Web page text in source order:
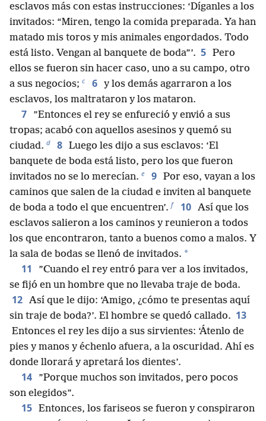
esclavos más con estas instrucciones: ‘Díganles a los
invitados: “Miren, tengo la comida preparada. Ya han
matado mis toros y mis animales engordados. Todo
está listo. Vengan al banquete de boda”’. 5 Pero
ellos se fueron sin hacer caso, uno a su campo, otro
a sus negocios; c 6 y los demás agarraron a los
esclavos, los maltrataron y los mataron.
7
”Entonces el rey se enfureció y envió a sus
tropas; acabó con aquellos asesinos y quemó su
ciudad. d 8 Luego les dijo a sus esclavos: ‘El
banquete de boda está listo, pero los que fueron
invitados no se lo merecían. e 9 Por eso, vayan a los
caminos que salen de la ciudad e inviten al banquete
de boda a todo el que encuentren’. f 10 Así que los
esclavos salieron a los caminos y reunieron a todos
los que encontraron, tanto a buenos como a malos. Y
la sala de bodas se llenó de invitados. *
11
”Cuando el rey entró para ver a los invitados,
se fijó en un hombre que no llevaba traje de boda.
12 Así que le dijo: ‘Amigo, ¿cómo te presentas aquí
sin traje de boda?’. El hombre se quedó callado. 13
Entonces el rey les dijo a sus sirvientes: ‘Átenlo de
pies y manos y échenlo afuera, a la oscuridad. Ahí es
donde llorará y apretará los dientes’.
14
”Porque muchos son invitados, pero pocos
son elegidos”.
15 Entonces, los fariseos se fueron y conspiraron